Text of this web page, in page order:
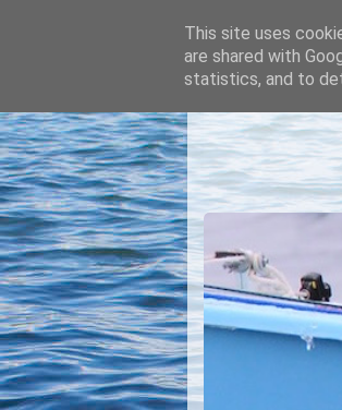
This site uses
are shared with
statistics, and to